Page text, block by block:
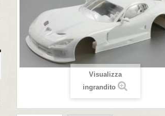
Visualizza
ingrandito